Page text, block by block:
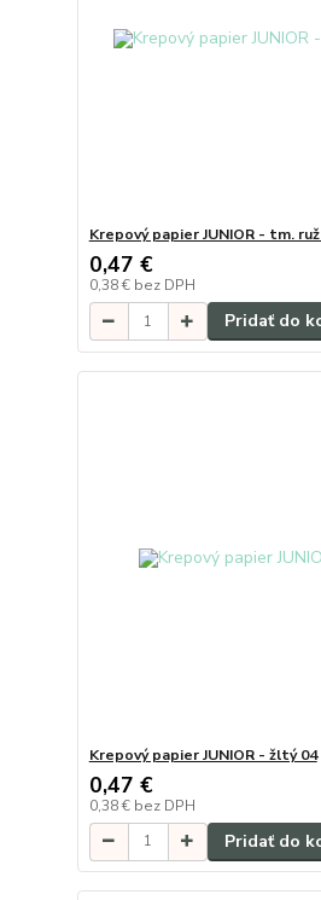
Krepový papier JUNIOR - tm.
0,47 €
0,38 € bez DPH
Pridať do
Krepový papier JUNIOR - žltý 04
0,47 €
0,38 € bez DPH
Pridať do